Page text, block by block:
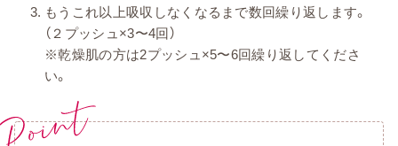
もうこれ以上吸収しなくなるまで数回繰り返します。
（２プッシュ×3〜4回）
※乾燥肌の方は2プッシュ×5〜6回繰り返してくださ
い。